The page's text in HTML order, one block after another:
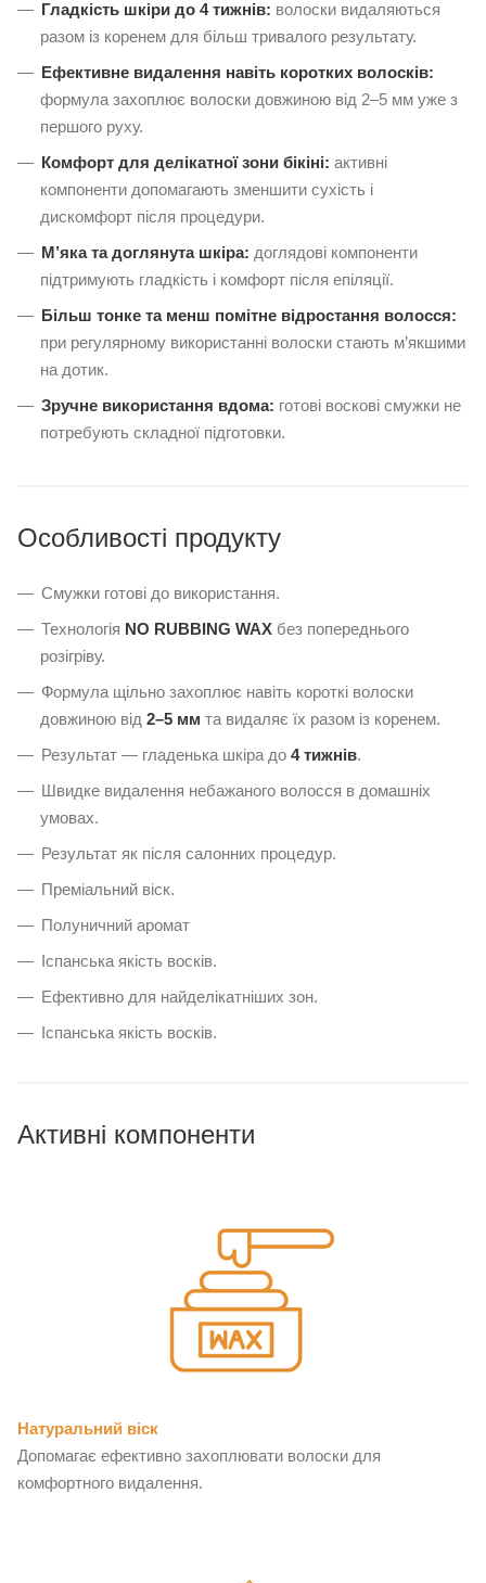
Гладкість шкіри до 4 тижнів: волоски видаляються
разом із коренем для більш тривалого результату.
Ефективне видалення навіть коротких волосків:
формула захоплює волоски довжиною від 2–5 мм уже з
першого руху.
Комфорт для делікатної зони бікіні: активні
компоненти допомагають зменшити сухість і
дискомфорт після процедури.
М’яка та доглянута шкіра: доглядові компоненти
підтримують гладкість і комфорт після епіляції.
Більш тонке та менш помітне відростання волосся:
при регулярному використанні волоски стають м’якшими
на дотик.
Зручне використання вдома: готові воскові смужки не
потребують складної підготовки.
Особливості продукту
Смужки готові до використання.
Технологія NO RUBBING WAX без попереднього
розігріву.
Формула щільно захоплює навіть короткі волоски
довжиною від 2–5 мм та видаляє їх разом із коренем.
Результат — гладенька шкіра до 4 тижнів.
Швидке видалення небажаного волосся в домашніх
умовах.
Результат як після салонних процедур.
Преміальний віск.
Полуничний аромат
Іспанська якість восків.
Ефективно для найделікатніших зон.
Іспанська якість восків.
Активні компоненти
Натуральний віск
Допомагає ефективно захоплювати волоски для
комфортного видалення.